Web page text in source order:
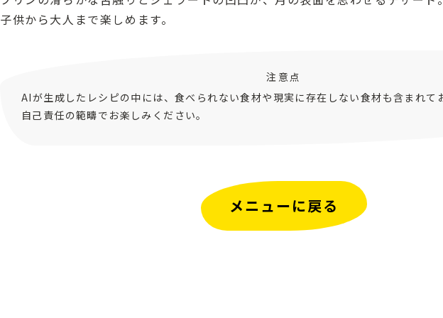
子供から大人まで楽しめます。
注意点
AIが生成したレシピの中には、食べられない食材や現実に存在しない食材も含まれて
自己責任の範疇でお楽しみください。
メニューに戻る